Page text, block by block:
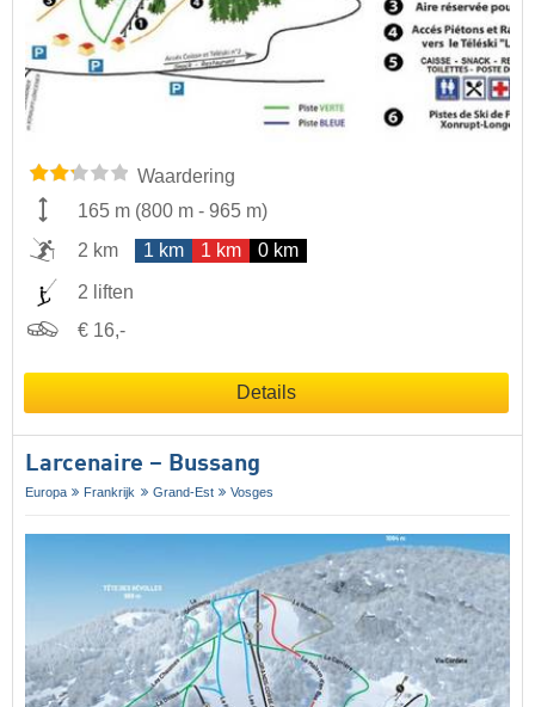
Waardering
165 m (800 m - 965 m)
2 km
1 km 1 km 0 km
2 liften
€ 16,-
Details
Larcenaire – Bussang
Europa Frankrijk Grand-Est Vosges